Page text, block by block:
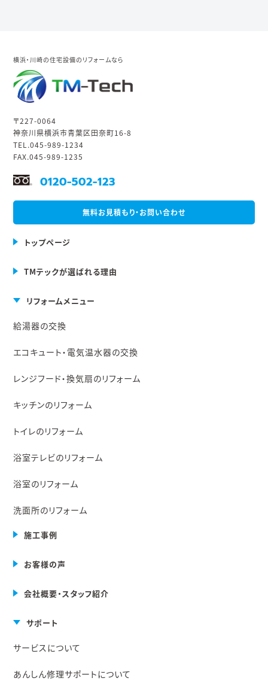
横浜・川崎の住宅設備のリフォームなら
〒227-0064
神奈川県横浜市青葉区田奈町16-8
TEL.045-989-1234
FAX.045-989-1235
0120-502-123
無料お見積もり・お問い合わせ
トップページ
TMテックが選ばれる理由
リフォームメニュー
給湯器の交換
エコキュート・電気温水器の交換
レンジフード・換気扇のリフォーム
キッチンのリフォーム
トイレのリフォーム
浴室テレビのリフォーム
浴室のリフォーム
洗面所のリフォーム
施工事例
お客様の声
会社概要・スタッフ紹介
サポート
サービスについて
あんしん修理サポートについて